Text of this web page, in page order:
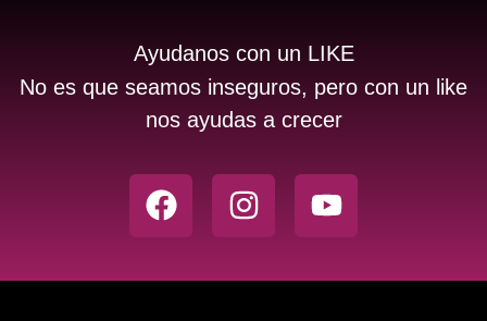
Ayudanos con un LIKE
No es que seamos inseguros, pero con un like
nos ayudas a crecer